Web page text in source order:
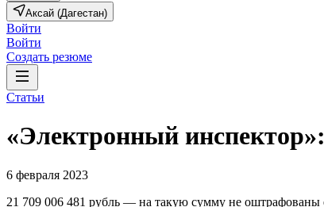
Аксай (Дагестан)
Войти
Войти
Создать резюме
Статьи
«Электронный
6 февраля 2023
21 709 006 481 рубль — на такую сумму не оштрафованы